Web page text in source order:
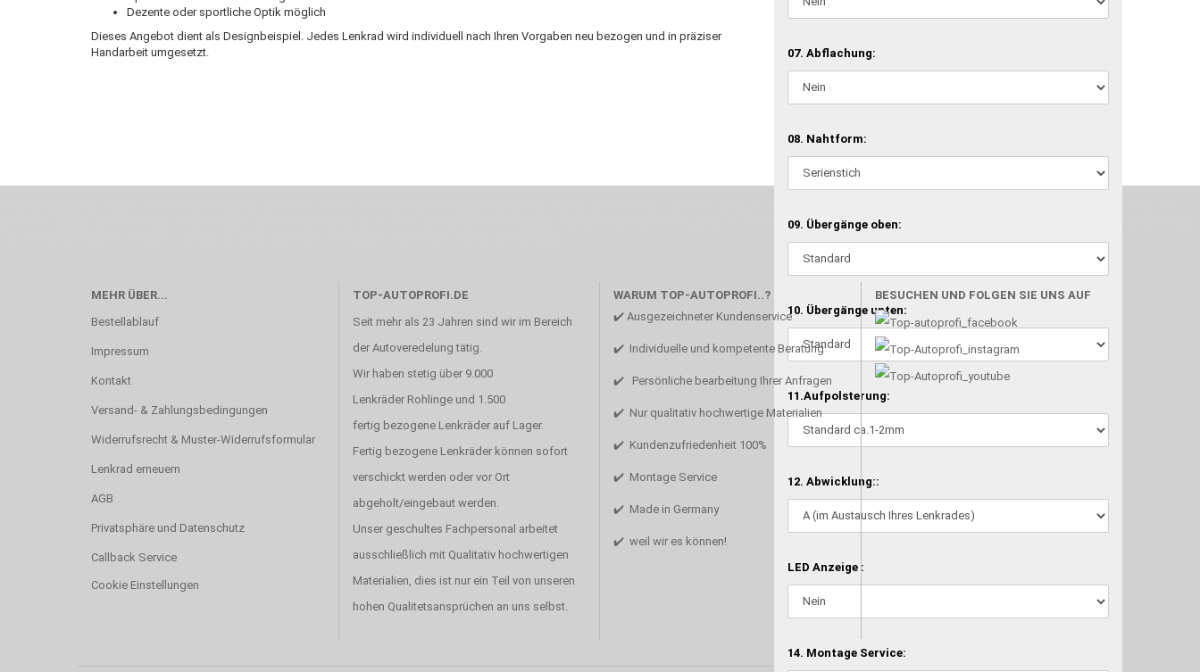
07. Abflachung:
08. Nahtform:
09. Übergänge oben:
10. Übergänge unten:
11.Aufpolsterung:
12. Abwicklung::
LED Anzeige :
14. Montage Service:
Dezente oder sportliche Optik möglich
Dieses Angebot dient als Designbeispiel. Jedes Lenkrad wird individuell nach Ihren Vorgaben neu bezogen und in präziser
Handarbeit umgesetzt.
Motor für Qualität, die Du bei uns erfahren kannst. Dabei behelfen wir uns in erste Linie mit unserer Erfahrung. Um ein bestmögliches Ergebnis zu erzielen, verwenden wir hochwertige Materialien und nehmen uns für jeden Arbeitsschritt
MEHR ÜBER...
Bestellablauf
Impressum
Kontakt
Versand- & Zahlungsbedingungen
Widerrufsrecht & Muster-Widerrufsformular
Lenkrad erneuern
AGB
Privatsphäre und Datenschutz
Callback Service
Cookie Einstellungen
TOP-AUTOPROFI.DE
Seit mehr als 23 Jahren sind wir im Bereich
der Autoveredelung tätig.
Wir haben stetig über 9.000
Lenkräder Rohlinge und 1.500
fertig bezogene Lenkräder auf Lager.
Fertig bezogene Lenkräder können sofort
verschickt werden oder vor Ort
abgeholt/eingebaut werden.
Unser geschultes Fachpersonal arbeitet
ausschließlich mit Qualitativ hochwertigen
Materialien, dies ist nur ein Teil von unseren
hohen Qualitetsansprüchen an uns selbst.
WARUM TOP-AUTOPROFI..?
✔️ Ausgezeichneter Kundenservice
✔️ Individuelle und kompetente Beratung
✔️ Persönliche bearbeitung Ihrer Anfragen
✔️ Nur qualitativ hochwertige Materialien
✔️ Kundenzufriedenheit 100%
✔️ Montage Service
✔️ Made in Germany
✔️ weil wir es können!
BESUCHEN UND FOLGEN SIE UNS AUF